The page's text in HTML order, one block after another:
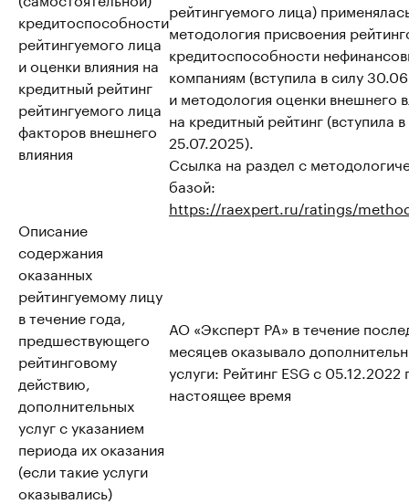
кредитоспособности
рейтингуемого лица
и оценки влияния на
кредитный рейтинг
рейтингуемого лица
факторов внешнего
влияния
рейтингуемого лица)
методология присвоения
кредитоспособности
компаниям (вступила в силу
и методология оценки внешнего
на кредитный рейтинг (вступила
25.07.2025).
Ссылка на раздел с
базой:
https://raexpert.ru/ratings/
Описание
содержания
оказанных
рейтингуемому лицу
в течение года,
предшествующего
рейтинговому
действию,
дополнительных
услуг с указанием
периода их оказания
(если такие услуги
оказывались)
АО «Эксперт РА» в течение
месяцев оказывало
услуги: Рейтинг ESG с 05.12.2022
настоящее время